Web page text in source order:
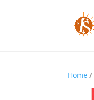
Home /